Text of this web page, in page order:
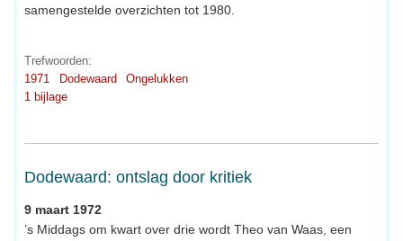
samengestelde overzichten tot 1980.
Trefwoorden:
1971
Dodewaard
Ongelukken
1 bijlage
Dodewaard: ontslag door kritiek
9 maart 1972
’s Middags om kwart over drie wordt Theo van Waas, een